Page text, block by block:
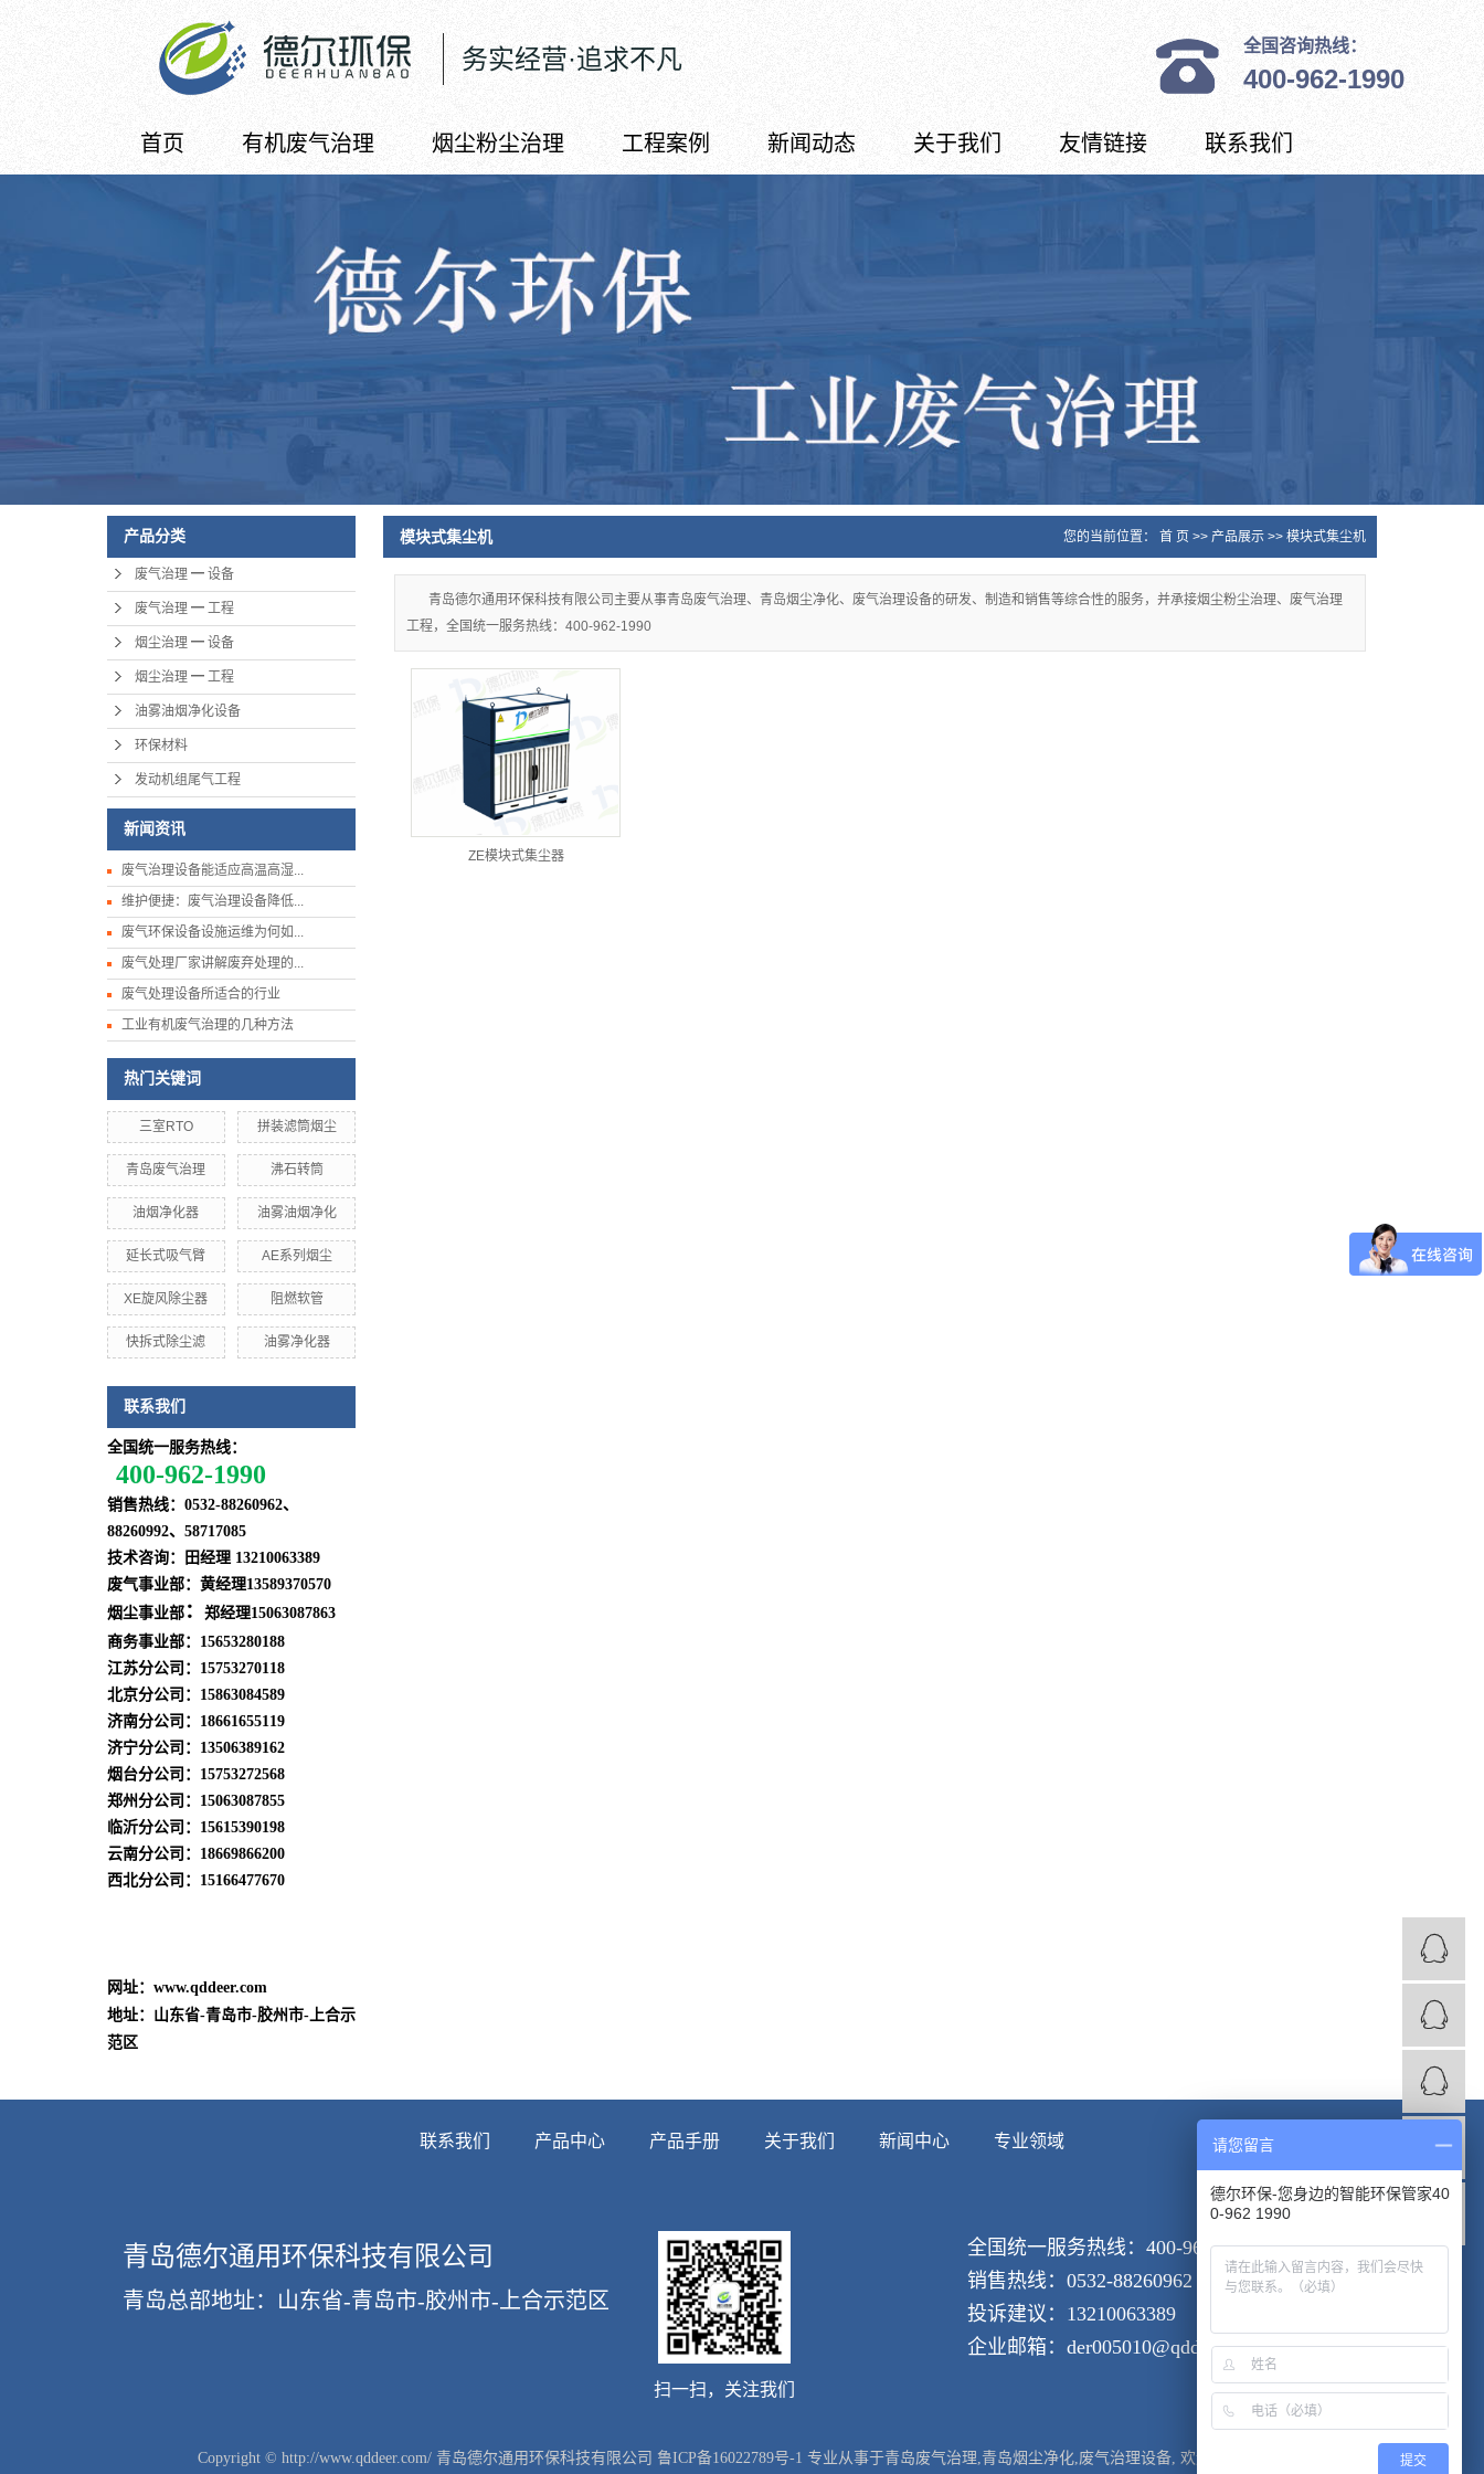
务实经营·追求不凡 全国咨询热线：
400-962-1990
首页 有机废气治理 烟尘粉尘治理 工程案例 新闻动态 关于我们 友情链接 联系我们
产品分类
废气治理 ━ 设备
废气治理 ━ 工程
烟尘治理 ━ 设备
烟尘治理 ━ 工程
油雾油烟净化设备
环保材料
发动机组尾气工程
新闻资讯
废气治理设备能适应高温高湿...
维护便捷：废气治理设备降低...
废气环保设备设施运维为何如...
废气处理厂家讲解废弃处理的...
废气处理设备所适合的行业
工业有机废气治理的几种方法
热门关键词
三室RTO 拼装滤筒烟尘
青岛废气治理 沸石转筒
油烟净化器 油雾油烟净化
延长式吸气臂 AE系列烟尘
XE旋风除尘器 阻燃软管
快拆式除尘滤 油雾净化器
联系我们
全国统一服务热线：
400-962-1990
销售热线：0532-88260962、
88260992、58717085
技术咨询：田经理 13210063389
废气事业部：黄经理13589370570
烟尘事业部 ： 郑经理15063087863
商务事业部：15653280188
江苏分公司：15753270118
北京分公司：15863084589
济南分公司： 18661655119
济宁分公司：13506389162
烟台分公司：15753272568
郑州分公司：15063087855
临沂分公司：15615390198
云南分公司：18669866200
西北分公司：15166477670
网址：www.qddeer.com
地址：山东省-青岛市-胶州市-上合示
范区
模块式集尘机 您的当前位置： 首 页 >> 产品展示 >> 模块式集尘机
青岛德尔通用环保科技有限公司主要从事青岛废气治理、青岛烟尘净化、废气治理设备的研发、制造和销售等综合性的服务，并承接烟尘粉尘治理、废气治理
工程，全国统一服务热线：400-962-1990
ZE模块式集尘器
联系我们 产品中心 产品手册 关于我们 新闻中心 专业领域
青岛德尔通用环保科技有限公司
青岛总部地址： 山东省-青岛市-胶州市-上合示范区
扫一扫，关注我们
全国统一服务热线：400-962-1990
销售热线：0532-88260962
投诉建议：13210063389
企业邮箱：der005010@qddeer.com
Copyright © http://www.qddeer.com/ 青岛德尔通用环保科技有限公司 鲁ICP备16022789号-1 专业从事于青岛废气治理,青岛烟尘净化,废气治理设备, 欢迎来电咨询!
请您留言
德尔环保-您身边的智能环保管家40
0-962 1990
提交